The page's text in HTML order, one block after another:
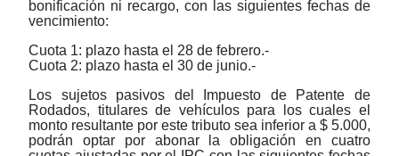
bonificación ni recargo, con las siguientes fechas de
vencimiento:
Cuota 1: plazo hasta el 28 de febrero.-
Cuota 2: plazo hasta el 30 de junio.-
Los sujetos pasivos del Impuesto de Patente de
Rodados, titulares de vehículos para los cuales el
monto resultante por este tributo sea inferior a $ 5.000,
podrán optar por abonar la obligación en cuatro